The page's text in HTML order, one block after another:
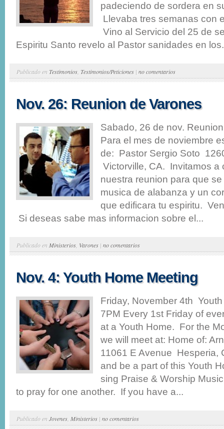
padeciendo de sordera en
Llevaba tres semanas con
Vino al Servicio del 25 de
Espiritu Santo revelo al Pastor sanidades en
Publicado en Testimonios Testimonios/Peticiones | no comentarios
Nov. 26: Reunion de Varones
Sabado, 26 de nov.
Para el mes de noviembre
de: Pastor Sergio Soto
Victorville, CA. Invitamos a
nuestra reunion para que
musica de alabanza y un
que edificara tu espiritu.
Si deseas sabe mas informacion sobre el...
Publicado en Ministerios Varones | no comentarios
Nov. 4: Youth Home Meeting
Friday, November 4th
7PM Every 1st Friday of
at a Youth Home. For the
we will meet at: Home of:
11061 E Avenue Hesperia,
and be a part of this Youth
sing Praise & Worship
to pray for one another. If you have a...
Publicado en Jovenes Ministerios | no comentarios